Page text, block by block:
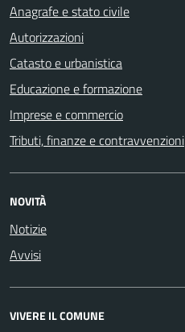
Anagrafe e stato civile
Autorizzazioni
Catasto e urbanistica
Educazione e formazione
Imprese e commercio
Tributi, finanze e contravvenzioni
NOVITÀ
Notizie
Avvisi
VIVERE IL COMUNE